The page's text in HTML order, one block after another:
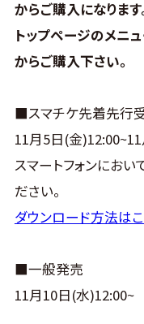
からご購入になります
トップページのメニ
からご購入下さい。
■スマチケ先着先
11月5日(金
スマートフォンにお
ださい。
ダウンロード方法は
■一般発
11月10日(水)12:00~